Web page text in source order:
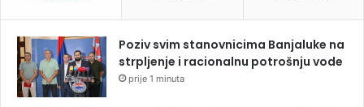
Poziv svim stanovnicima Banjaluke na
strpljenje i racionalnu potrošnju vode
prije 1 minuta